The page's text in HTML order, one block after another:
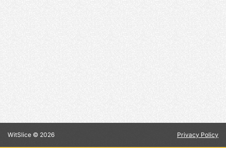
WitSlice © 2026 Privacy Policy